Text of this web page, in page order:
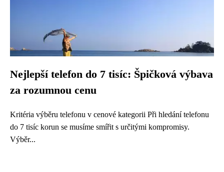
Nejlepší telefon do 7 tisíc: Špičková výbava
za rozumnou cenu
Kritéria výběru telefonu v cenové kategorii Při hledání telefonu
do 7 tisíc korun se musíme smířit s určitými kompromisy.
Výběr...